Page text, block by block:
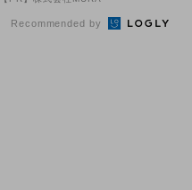
Recommended by